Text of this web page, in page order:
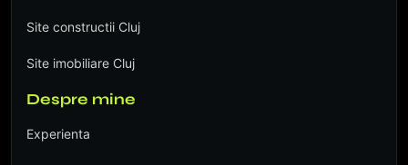
Site constructii Cluj
Site imobiliare Cluj
Despre mine
Experienta